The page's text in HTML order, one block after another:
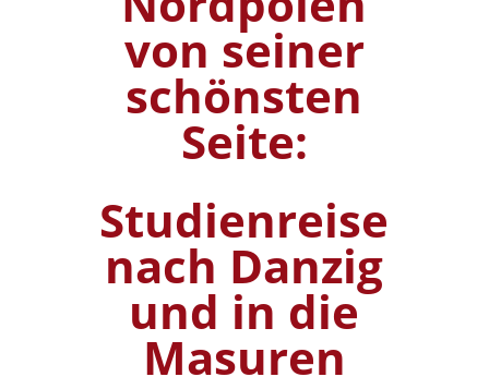
von seiner
schönsten
Seite:
Studienreise
nach Danzig
und in die
Masuren